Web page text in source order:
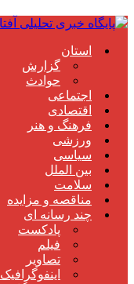
استان
گزارش
حوادث
اجتماعی
اقتصادی
فرهنگ و هنر
ورزشی
سیاسی
بین الملل
سلامت
مناقصه و مزایده
چند رسانه ای
پادکست
فیلم
تصاویر
اینفوگرافیک